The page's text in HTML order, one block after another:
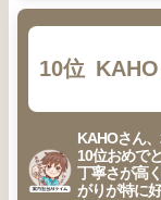
10位
KAHOさん
10位おめで
丁寧さが高
がりが特に